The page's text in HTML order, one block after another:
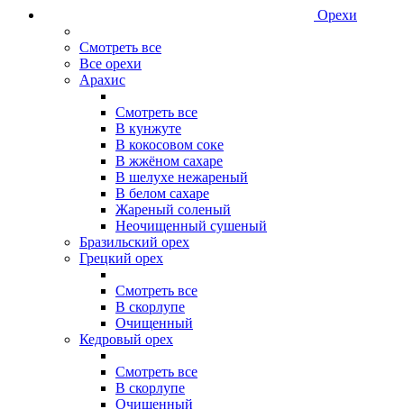
Орехи
Смотреть все
Все орехи
Арахис
Смотреть все
В кунжуте
В кокосовом соке
В жжёном сахаре
В шелухе нежареный
В белом сахаре
Жареный соленый
Неочищенный сушеный
Бразильский орех
Грецкий орех
Смотреть все
В скорлупе
Очищенный
Кедровый орех
Смотреть все
В скорлупе
Очищенный